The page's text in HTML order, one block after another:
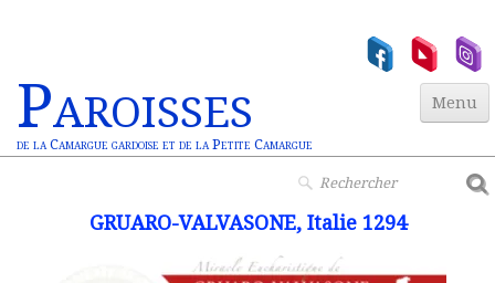
Paroisses
de la Camargue gardoise et de la Petite Camargue
Menu
GRUARO-VALVASONE, Italie 1294